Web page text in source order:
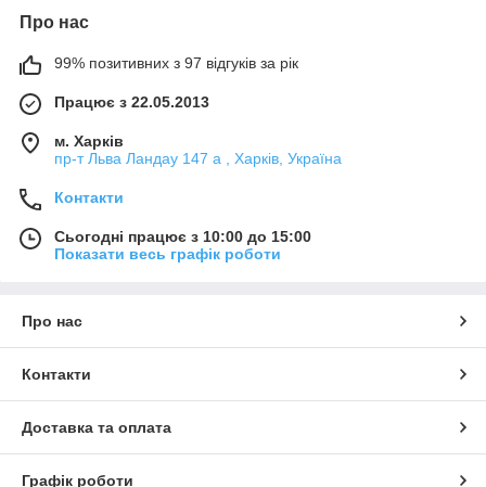
Про нас
99% позитивних з 97 відгуків за рік
Працює з 22.05.2013
м. Харків
пр-т Льва Ландау 147 а , Харків, Україна
Контакти
Сьогодні працює з 10:00 до 15:00
Показати весь графік роботи
Про нас
Контакти
Доставка та оплата
Графік роботи